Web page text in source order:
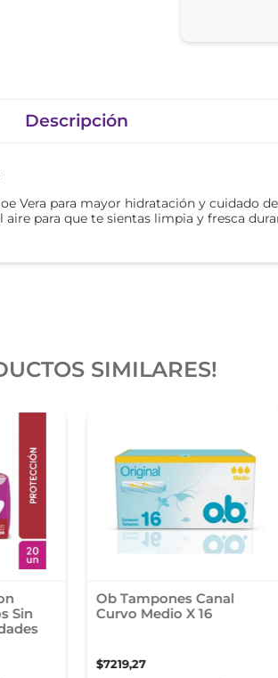
Descripción
Vera para mayor hidratación y cuidado
para que te sientas limpia y fresca
SIMILARES!
Sin
Ob Tampones Canal
Curvo Medio X 16
$7219,27